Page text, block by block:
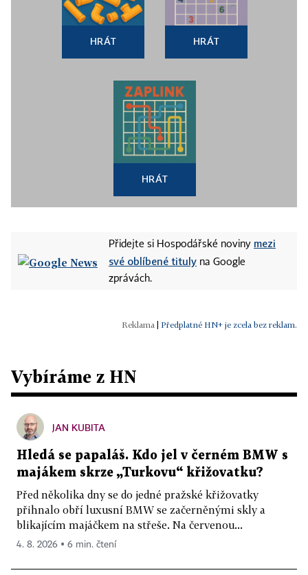
HRÁT HRÁT
HRÁT
Přidejte si Hospodářské noviny mezi
své oblíbené tituly na Google
zprávách.
Předplatné HN+ je zcela bez reklam.
Vybíráme z HN
JAN KUBITA
Hledá se papaláš. Kdo jel v černém BMW s
majákem skrze „Turkovu“ křižovatku?
Před několika dny se do jedné pražské křižovatky
přihnalo obří luxusní BMW se začerněnými skly a
blikajícím majáčkem na střeše. Na červenou...
4. 8. 2026 ▪ 6 min. čtení